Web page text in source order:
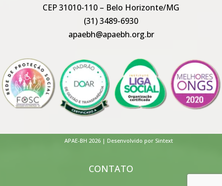
CEP 31010-110 – Belo Horizonte/MG
(31) 3489-6930
apaebh@apaebh.org.br
APAE-BH 2026 | Desenvolvido por Sintext
CONTATO